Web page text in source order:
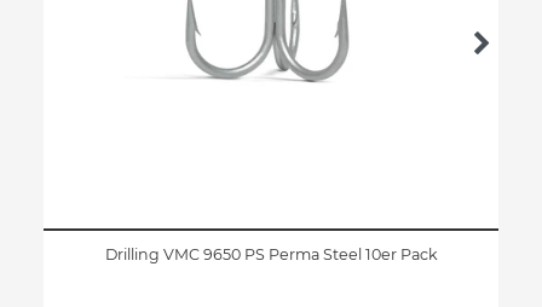
Drilling VMC 9650 PS Perma Steel 10er Pack